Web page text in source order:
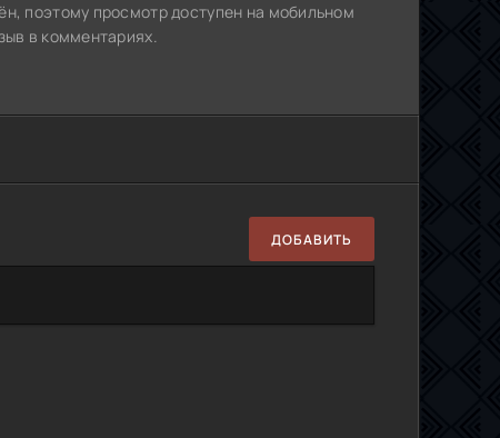
поэтому просмотр доступен на мобильном
в комментариях.
ДОБАВИТЬ